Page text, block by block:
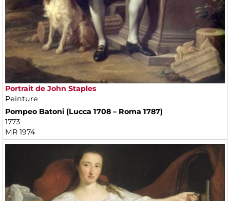
Portrait de John Staples
Peinture
Pompeo Batoni (Lucca 1708 – Roma 1787)
1773
MR 1974